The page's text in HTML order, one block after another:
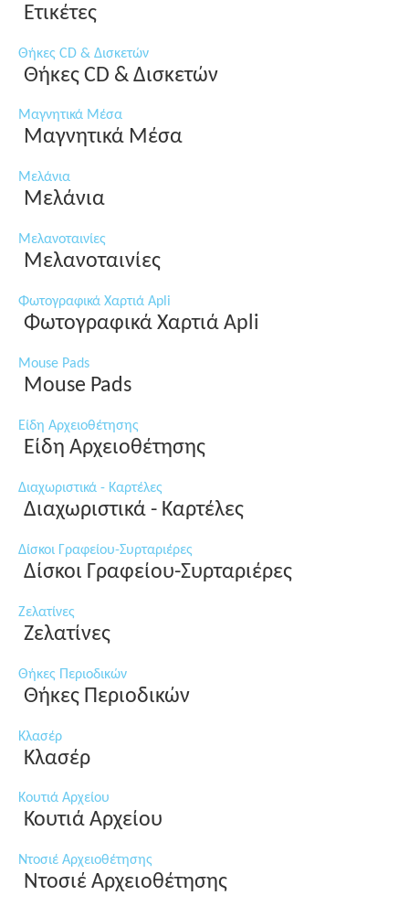
Ετικέτες
Θήκες CD & Δισκετών
Θήκες CD & Δισκετών
Μαγνητικά Μέσα
Μαγνητικά Μέσα
Μελάνια
Μελάνια
Μελανοταινίες
Μελανοταινίες
Φωτογραφικά Χαρτιά Apli
Φωτογραφικά Χαρτιά Apli
Mouse Pads
Mouse Pads
Είδη Αρχειοθέτησης
Είδη Αρχειοθέτησης
Διαχωριστικά - Καρτέλες
Διαχωριστικά - Καρτέλες
Δίσκοι Γραφείου-Συρταριέρες
Δίσκοι Γραφείου-Συρταριέρες
Ζελατίνες
Ζελατίνες
Θήκες Περιοδικών
Θήκες Περιοδικών
Κλασέρ
Κλασέρ
Κουτιά Αρχείου
Κουτιά Αρχείου
Ντοσιέ Αρχειοθέτησης
Ντοσιέ Αρχειοθέτησης